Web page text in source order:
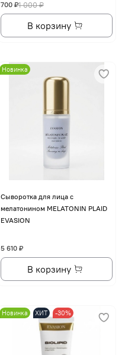
1 000 ₽
700 ₽
В корзину
Новинка
Сыворотка для лица с
мелатонином MELATONIN PLAID
EVASION
5 610 ₽
В корзину
Новинка ХИТ -30%